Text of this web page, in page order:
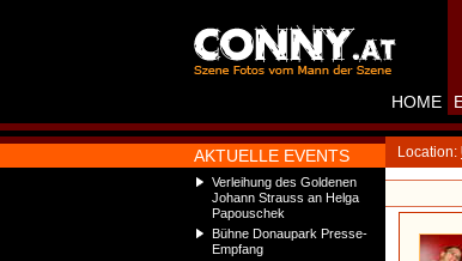
AKTUELLE EVENTS
Verleihung des Goldenen
Johann Strauss an Helga
Papouschek
Bühne Donaupark Presse-
Empfang
HOME
Location: